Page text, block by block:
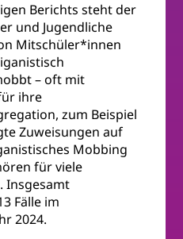
Berichts steht der
und Jugendliche
Mitschüler*innen
– oft mit
ihre
zum Beispiel
Zuweisungen auf
Mobbing
für viele
Insgesamt
Fälle im
2024.